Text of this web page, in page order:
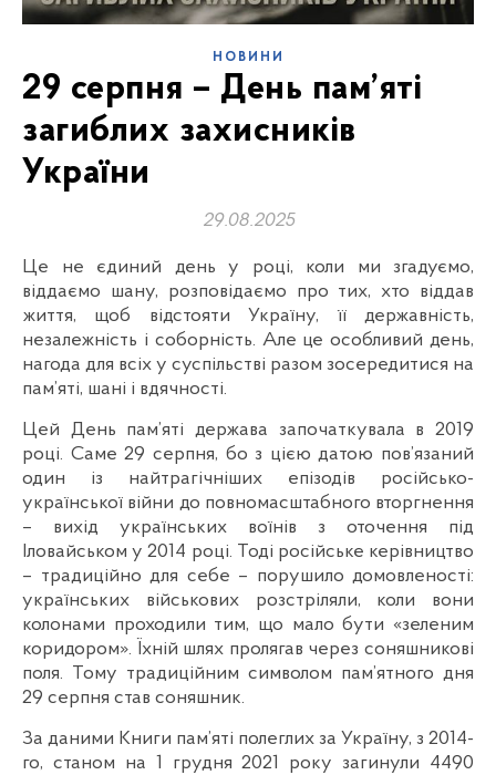
НОВИНИ
29 серпня – День пам’яті
загиблих захисників
України
29.08.2025
Це не єдиний день у році, коли ми згадуємо,
віддаємо шану, розповідаємо про тих, хто віддав
життя, щоб відстояти Україну, її державність,
незалежність і соборність. Але це особливий день,
нагода для всіх у суспільстві разом зосередитися на
пам’яті, шані і вдячності.
Цей День пам’яті держава започаткувала в 2019
році. Саме 29 серпня, бо з цією датою пов’язаний
один із найтрагічніших епізодів російсько-
української війни до повномасштабного вторгнення
– вихід українських воїнів з оточення під
Іловайськом у 2014 році. Тоді російське керівництво
– традиційно для себе – порушило домовленості:
українських військових розстріляли, коли вони
колонами проходили тим, що мало бути «зеленим
коридором». Їхній шлях пролягав через соняшникові
поля. Тому традиційним символом пам’ятного дня
29 серпня став соняшник.
За даними Книги пам’яті полеглих за Україну, з 2014-
го, станом на 1 грудня 2021 року загинули 4490